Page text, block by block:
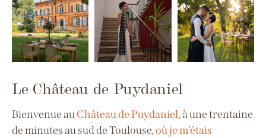
Le Château de Puydaniel
Bienvenue auChâteau de Puydaniel, à une trentaine
de minutes au sud de Toulouse,où je m’étais